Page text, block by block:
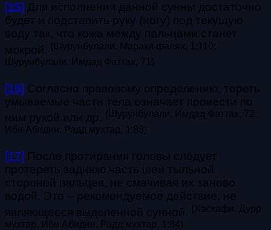
[15] Для исполнения данной сунны достаточно
будет и подставить руку (ногу) под текущую
воду так, что кожа между пальцами станет
мокрой. (Шурунбулали. Мараки фалях, 1:110;
Шурунбулали. Имдад Фаттах, 71)
[16] Согласно правовому определению, тереть
умываемые части тела означает провести по
ним рукой или др. (Шурунбулали. Имдад Фаттах, 72;
Ибн Абидин. Радд мухтар, 1:83)
[17] После протирания головы следует
протереть заднюю часть шеи тыльной
стороной пальцев, не смачивая их заново
водой. Это – рекомендуемое действие, не
являющееся выделенной сунной. (Хаскафи. Дурр
мухтар, Ибн Абидин. Радд мухтар, 1:84)